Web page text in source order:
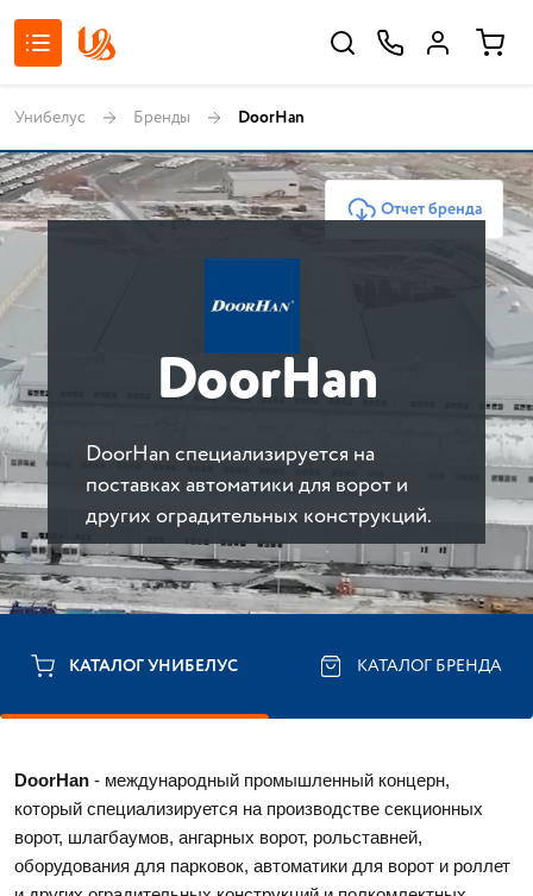
Унибелус Бренды DoorHan
Отчет бренда
DoorHan
DoorHan специализируется на
поставках автоматики для ворот и
других оградительных конструкций.
КАТАЛОГ УНИБЕЛУС КАТАЛОГ БРЕНДА
DoorHan - международный промышленный концерн,
который специализируется на производстве секционных
ворот, шлагбаумов, ангарных ворот, рольставней,
оборудования для парковок, автоматики для ворот и роллет